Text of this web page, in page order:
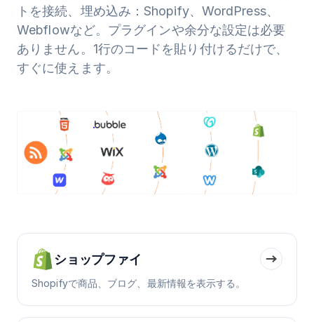
トを接続、埋め込み：Shopify、WordPress、
Webflowなど。プラグインや余分な設定は必要
ありません。1行のコードを貼り付けるだけで、
すぐに使えます。
ショップファイ
Shopifyで商品、ブログ、最新情報を表示する。